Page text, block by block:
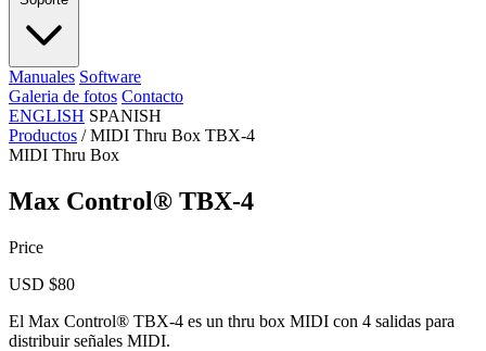
Manuales Software
Galeria de fotos Contacto
ENGLISH SPANISH
Productos / MIDI Thru Box TBX-4
MIDI Thru Box
Max Control® TBX-4
Price
USD $80
El Max Control® TBX-4 es un thru box MIDI con 4 salidas para
distribuir señales MIDI.